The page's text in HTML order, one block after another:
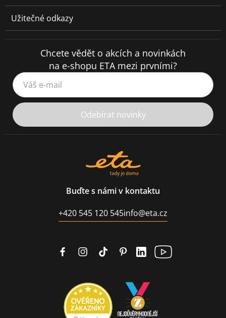
Užitečné odkazy
Chcete vědět o akcích a novinkách
na e-shopu ETA mezi prvními?
Váš e-mail
Odebírat novinky
Buďte s námi v kontaktu
+420 545 120 545info@eta.cz